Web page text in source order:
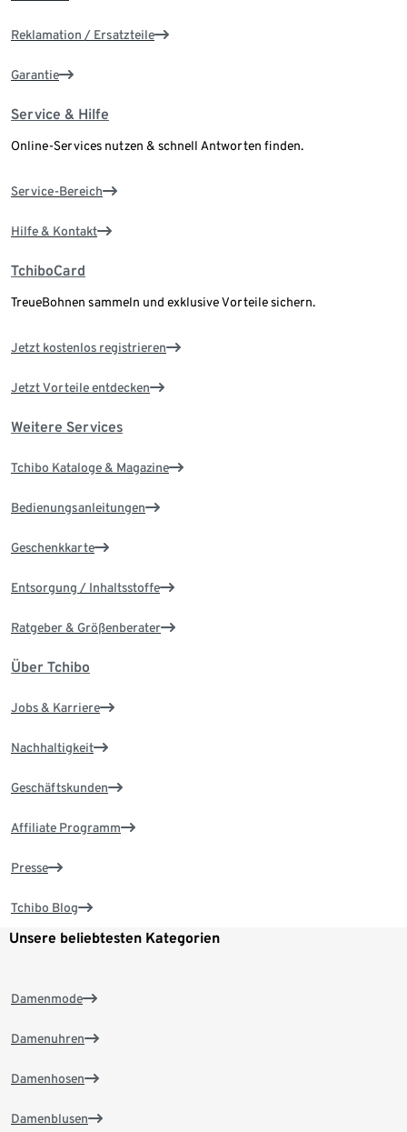
Reklamation / Ersatzteile
Garantie
Service & Hilfe
Online-Services nutzen & schnell Antworten finden.
Service-Bereich
Hilfe & Kontakt
TchiboCard
TreueBohnen sammeln und exklusive Vorteile sichern.
Jetzt kostenlos registrieren
Jetzt Vorteile entdecken
Weitere Services
Tchibo Kataloge & Magazine
Bedienungsanleitungen
Geschenkkarte
Entsorgung / Inhaltsstoffe
Ratgeber & Größenberater
Über Tchibo
Jobs & Karriere
Nachhaltigkeit
Geschäftskunden
Affiliate Programm
Presse
Tchibo Blog
Unsere beliebtesten Kategorien
Damenmode
Damenuhren
Damenhosen
Damenblusen